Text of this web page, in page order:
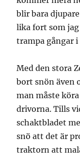
blir bara
lika fort som
trampa gångar i
Med den stora
bort snön även
man måste
drivorna. Tills
schaktbladet
snö att det är
traktorn att